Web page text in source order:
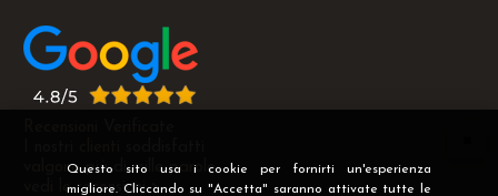
Questo sito usa i cookie per fornirti un'esperienza
migliore. Cliccando su "Accetta" saranno attivate tutte le
valgono più di mille parole
vedi le recensioni >